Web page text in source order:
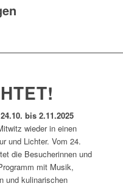
24.10. bis 2.11.2025
wieder in einen
und Lichter. Vom 24.
die Besucherinnen und
mit Musik,
und kulinarischen